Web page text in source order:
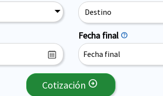
Destino
Fecha final help
Cotización arrow_circle_right